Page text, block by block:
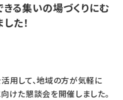
る集いの場づくりにむ
た！
用して、地域の方が気軽に
けた懇談会を開催しました。